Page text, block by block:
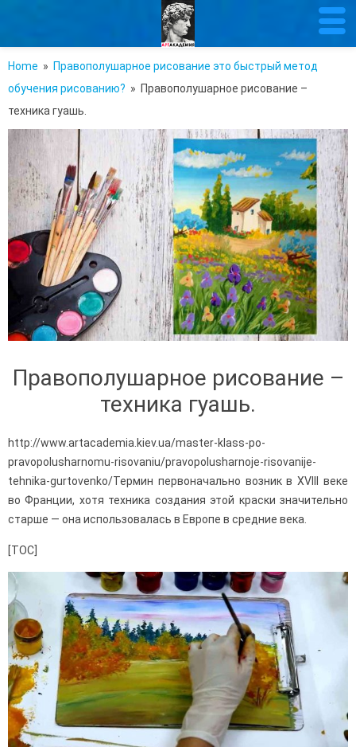
Home » Правополушарное рисование это быстрый метод
обучения рисованию? » Правополушарное рисование –
техника гуашь.
Правополушарное рисование –
техника гуашь.
http://www.artacademia.kiev.ua/master-klass-po-
pravopolusharnomu-risovaniu/pravopolusharnoje-risovanije-
tehnika-gurtovenko/Термин первоначально возник в XVIII веке
во Франции, хотя техника создания этой краски значительно
старше — она использовалась в Европе в средние века.
[TOC]